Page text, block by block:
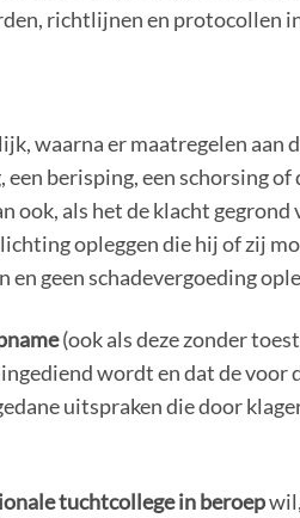
richtlijnen en protocollen
waarna er maatregelen aan
berisping, een schorsing
als het de klacht
opleggen die hij of zij
geen schadevergoeding
(ook als deze zonder
wordt en dat de
uitspraken die door
tuchtcollege in beroep